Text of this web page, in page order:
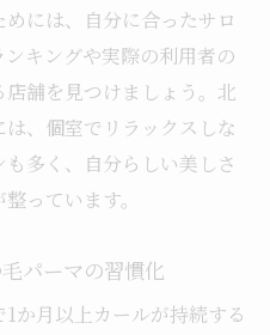
には、自分に合ったサロ
キングや実際の利用者の
舗を見つけましょう。北
、個室でリラックスしな
多く、自分らしい美しさ
っています。
パーマの習慣化
か月以上カールが持続する